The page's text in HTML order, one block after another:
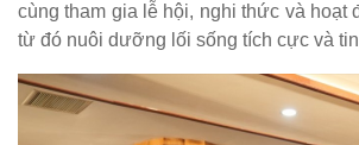
cùng tham gia lễ hội, nghi thức và hoạt
từ đó nuôi dưỡng lối sống tích cực và